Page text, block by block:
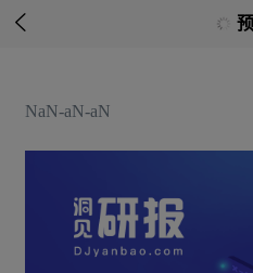

NaN-aN-aN